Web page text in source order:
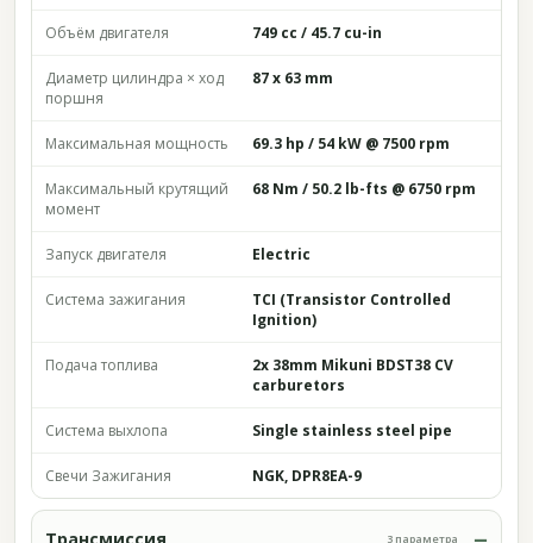
Объём двигателя 749 cc / 45.7 cu-in
Диаметр цилиндра × ход
поршня
87 x 63 mm
Максимальная мощность 69.3 hp / 54 kW @ 7500 rpm
Максимальный крутящий
момент
68 Nm / 50.2 lb-fts @ 6750 rpm
Запуск двигателя Electric
Система зажигания
TCI (Transistor Controlled
Ignition)
Подача топлива
2x 38mm Mikuni BDST38 CV
carburetors
Система выхлопа Single stainless steel pipe
Свечи Зажигания NGK, DPR8EA-9
3 параметра